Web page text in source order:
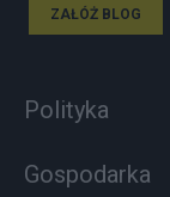
ZAŁÓŻ BLOG
Polityka
Gospodarka